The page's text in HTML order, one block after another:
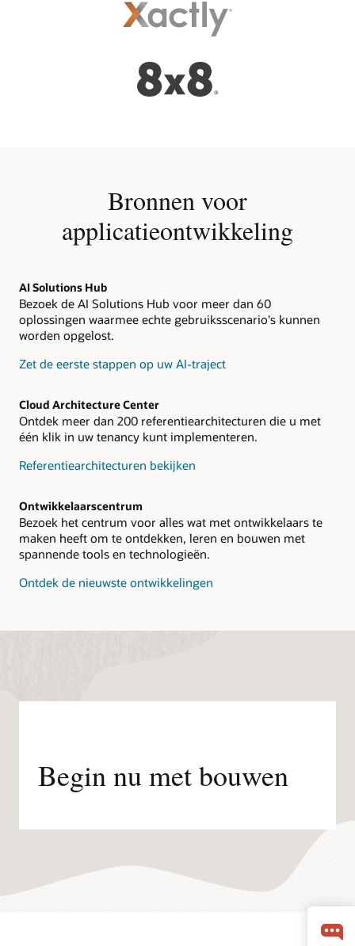
Bronnen voor
applicatieontwikkeling
AI Solutions Hub
Bezoek de AI Solutions Hub voor meer dan 60
oplossingen waarmee echte gebruiksscenario's kunnen
worden opgelost.
Zet de eerste stappen op uw AI-traject
Cloud Architecture Center
Ontdek meer dan 200 referentiearchitecturen die u met
één klik in uw tenancy kunt implementeren.
Referentiearchitecturen bekijken
Ontwikkelaarscentrum
Bezoek het centrum voor alles wat met ontwikkelaars te
maken heeft om te ontdekken, leren en bouwen met
spannende tools en technologieën.
Ontdek de nieuwste ontwikkelingen
Begin nu met bouwen